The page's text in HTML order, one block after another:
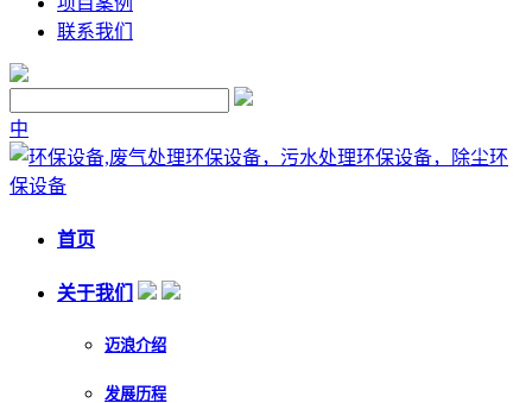
联系我们
中
首页
关于我们
迈浪介绍
发展历程